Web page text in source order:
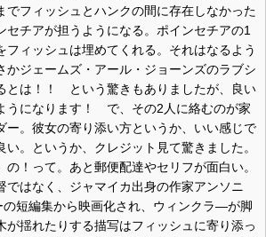
でフィッシュとハンクの間に存在しなかった
セチアが担うようになる。ポインセチアの1
フィッシュは埋めてくれる。それはなるよう
かジェームズ・アール・ジョーンズのラブシ
とは！！ という驚きもありましたが、良い
うになります！ で、その2人に絡むのが家
ー。彼女の寄り添い方というか、いい感じで
。というか、クレジット見て驚きました。
！って。あと郵便配達やセリフが面白い。
ではなく、ジャマイカ出身の作家アンソニ
の短編集から映画化され、ウィンクラ―が脚
が揺れたりする描写はフィッシュに寄り添っ